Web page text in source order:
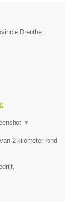
Drenthe.
▼
2 kilometer rond